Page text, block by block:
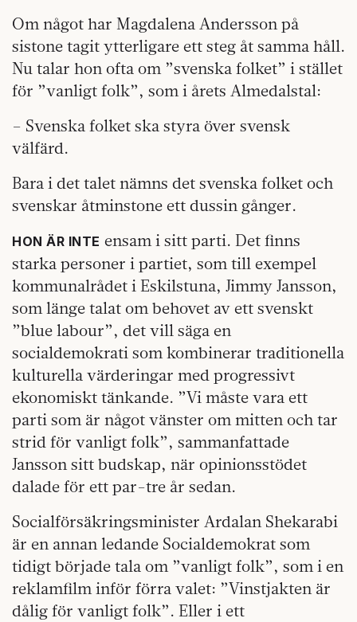
Om något har Magdalena Andersson på
sistone tagit ytterligare ett steg åt samma håll.
Nu talar hon ofta om ”svenska folket” i stället
för ”vanligt folk”, som i årets Almedalstal:
– Svenska folket ska styra över svensk
välfärd.
Bara i det talet nämns det svenska folket och
svenskar åtminstone ett dussin gånger.
HON ÄR INTE ensam i sitt parti. Det finns
starka personer i partiet, som till exempel
kommunalrådet i Eskilstuna, Jimmy Jansson,
som länge talat om behovet av ett svenskt
”blue labour”, det vill säga en
socialdemokrati som kombinerar traditionella
kulturella värderingar med progressivt
ekonomiskt tänkande. ”Vi måste vara ett
parti som är något vänster om mitten och tar
strid för vanligt folk”, sammanfattade
Jansson sitt budskap, när opinionsstödet
dalade för ett par-tre år sedan.
Socialförsäkringsminister Ardalan Shekarabi
är en annan ledande Socialdemokrat som
tidigt började tala om ”vanligt folk”, som i en
reklamfilm inför förra valet: ”Vinstjakten är
dålig för vanligt folk”. Eller i ett